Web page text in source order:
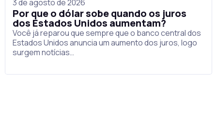
3 de agosto de 2026
Por que o dólar sobe quando os juros
dos Estados Unidos aumentam?
Você já reparou que sempre que o banco central dos
Estados Unidos anuncia um aumento dos juros, logo
surgem notícias…